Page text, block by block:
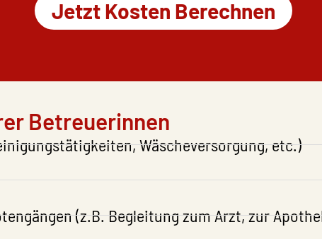
Jetzt Kosten Berechnen
Betreuerinnen
Wäscheversorgung, etc.)
(z.B. Begleitung zum Arzt, zur